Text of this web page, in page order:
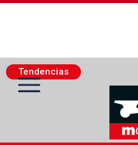
Tendencias